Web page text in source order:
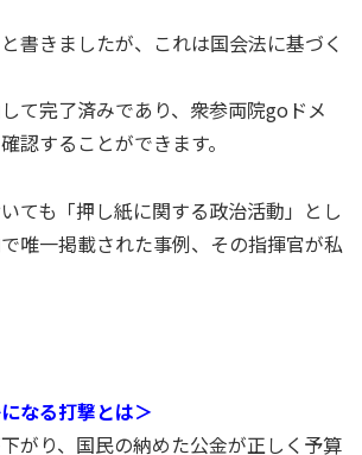
書きましたが、これは国会法に基づく
て完了済みであり、衆参両院goドメ
認することができます。
ても「押し紙に関する政治活動」とし
唯一掲載された事例、その指揮官が私
なる打撃とは＞
がり、国民の納めた公金が正しく予算